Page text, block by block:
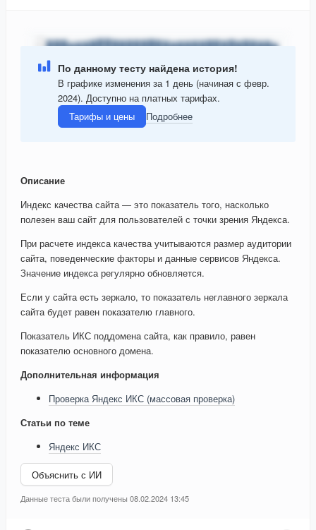
По данному тесту найдена история!
В графике изменения за 1 день (начиная с февр.
2024). Доступно на платных тарифах.
Тарифы и цены
Подробнее
Описание
Индекс качества сайта — это показатель того, насколько
полезен ваш сайт для пользователей с точки зрения Яндекса.
При расчете индекса качества учитываются размер аудитории
сайта, поведенческие факторы и данные сервисов Яндекса.
Значение индекса регулярно обновляется.
Если у сайта есть зеркало, то показатель неглавного зеркала
сайта будет равен показателю главного.
Показатель ИКС поддомена сайта, как правило, равен
показателю основного домена.
Дополнительная информация
Проверка Яндекс ИКС (массовая проверка)
Статьи по теме
Яндекс ИКС
Объяснить с ИИ
Данные теста были получены 08.02.2024 13:45